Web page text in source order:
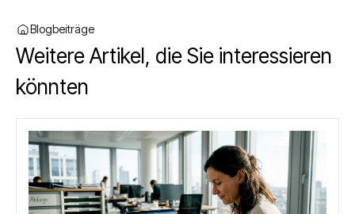
Blogbeiträge
Weitere Artikel, die Sie interessieren
könnten